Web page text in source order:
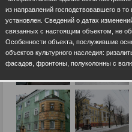
из направлений господствовавшего в
установлен. Сведений о датах
связанных с настоящим объектом, не
Особенности объекта, послужившие
объектов культурного наследия:
фасадов, фронтоны, полуколонны с